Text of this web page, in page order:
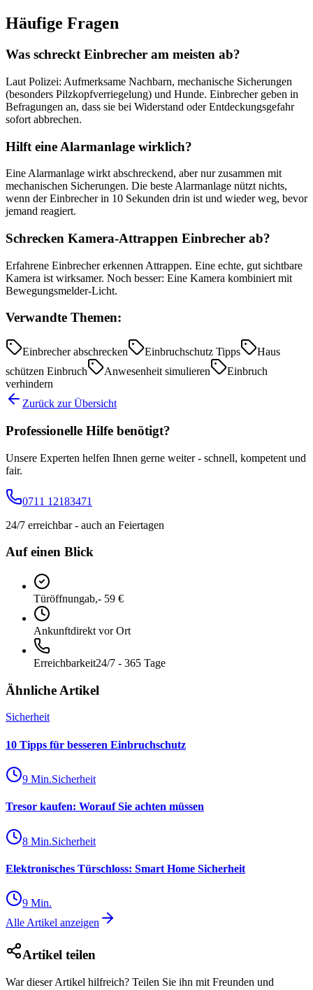
Häufige Fragen
Was schreckt Einbrecher am meisten ab?
Laut Polizei: Aufmerksame Nachbarn, mechanische Sicherungen
(besonders Pilzkopfverriegelung) und Hunde. Einbrecher geben in
Befragungen an, dass sie bei Widerstand oder Entdeckungsgefahr
sofort abbrechen.
Hilft eine Alarmanlage wirklich?
Eine Alarmanlage wirkt abschreckend, aber nur zusammen mit
mechanischen Sicherungen. Die beste Alarmanlage nützt nichts,
wenn der Einbrecher in 10 Sekunden drin ist und wieder weg, bevor
jemand reagiert.
Schrecken Kamera-Attrappen Einbrecher ab?
Erfahrene Einbrecher erkennen Attrappen. Eine echte, gut sichtbare
Kamera ist wirksamer. Noch besser: Eine Kamera kombiniert mit
Bewegungsmelder-Licht.
Verwandte Themen:
Einbrecher abschrecken Einbruchschutz Tipps
Haus
schützen Einbruch
Anwesenheit simulieren
Einbruch
verhindern
Zurück zur Übersicht
Professionelle Hilfe benötigt?
Unsere Experten helfen Ihnen gerne weiter - schnell, kompetent und
fair.
0711 12183471
24/7 erreichbar - auch an Feiertagen
Auf einen Blick
Türöffnungab,- 59 €
Ankunftdirekt vor Ort
Erreichbarkeit24/7 - 365 Tage
Ähnliche Artikel
Sicherheit
10 Tipps für besseren Einbruchschutz
9 Min.Sicherheit
Tresor kaufen: Worauf Sie achten müssen
8 Min.Sicherheit
Elektronisches Türschloss: Smart Home Sicherheit
9 Min.
Alle Artikel anzeigen
Artikel teilen
War dieser Artikel hilfreich? Teilen Sie ihn mit Freunden und